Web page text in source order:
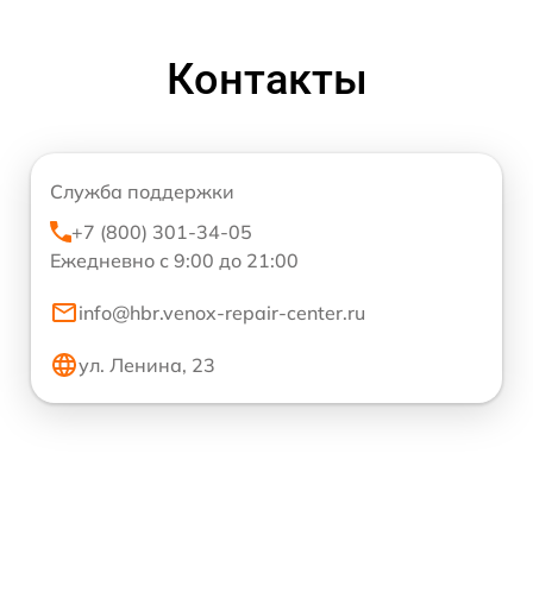
Контакты
Служба поддержки
+7 (800) 301-34-05
Ежедневно с 9:00 до 21:00
info@hbr.venox-repair-center.ru
ул. Ленина, 23